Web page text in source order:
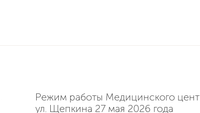
Режим работы Медицинского
ул. Щепкина 27 мая 2026 года